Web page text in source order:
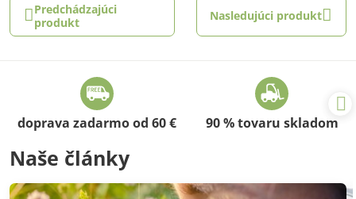
Predchádzajúci
produkt
Nasledujúci produkt
doprava zadarmo od 60 € 90 % tovaru skladom
Naše články